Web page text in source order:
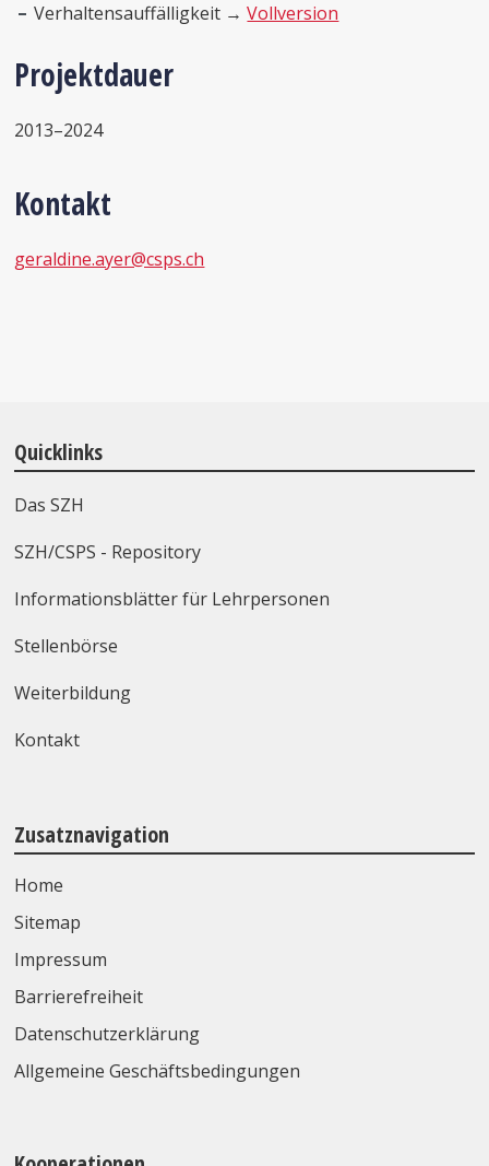
Verhaltensauffälligkeit →Vollversion
Projektdauer
2013–2024
Kontakt
geraldine.ayer@csps.ch
Quicklinks
Das SZH
SZH/CSPS - Repository
Informationsblätter für Lehrpersonen
Stellenbörse
Weiterbildung
Kontakt
Zusatznavigation
Home
Sitemap
Impressum
Barrierefreiheit
Datenschutzerklärung
Allgemeine Geschäftsbedingungen